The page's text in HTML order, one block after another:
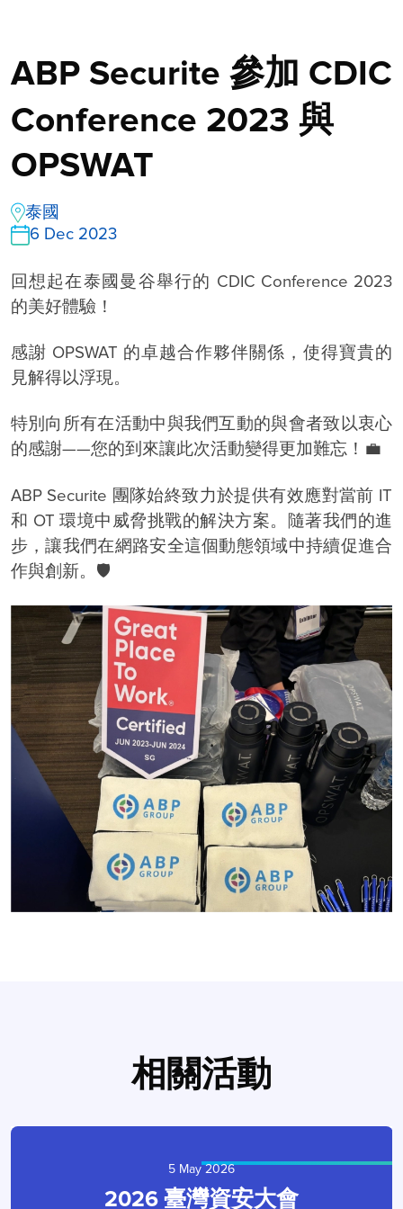
ABP Securite 參加 CDIC
Conference 2023 與
OPSWAT
泰國
6 Dec 2023
回想起在泰國曼谷舉行的 CDIC Conference 2023
的美好體驗！
感謝 OPSWAT 的卓越合作夥伴關係，使得寶貴的
見解得以浮現。
特別向所有在活動中與我們互動的與會者致以衷心
的感謝——您的到來讓此次活動變得更加難忘！💼
ABP Securite 團隊始終致力於提供有效應對當前 IT
和 OT 環境中威脅挑戰的解決方案。隨著我們的進
步，讓我們在網路安全這個動態領域中持續促進合
作與創新。🛡️
相關活動
5 May 2026
2026 臺灣資安大會